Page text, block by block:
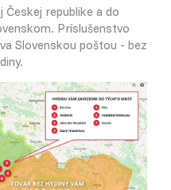
Českej republike a do
Príslušenstvo
Slovenskou poštou - bez